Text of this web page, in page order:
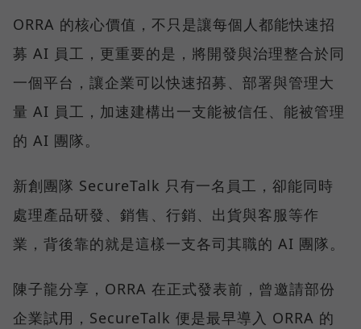
ORRA 的核心價值，不只是讓每個人都能快速招
募 AI 員工，更重要的是，將開發與治理整合於同
一個平台，讓企業可以快速招募、部署與管理大
量 AI 員工，加速建構出一支能被信任、能被管理
的 AI 團隊。
新創團隊 SecureTalk 只有一名員工，卻能同時
處理產品研發、銷售、行銷、出貨與客服等作
業，背後靠的就是這樣一支各司其職的 AI 團隊。
陳子龍分享，ORRA 在正式發表前，曾邀請部份
企業試用，SecureTalk 便是最早導入 ORRA 的